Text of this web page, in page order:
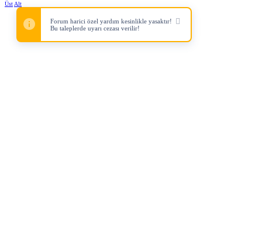
ÜstAlt
Forum harici özel yardım kesinlikle yasaktır!
Bu taleplerde uyarı cezası verilir!